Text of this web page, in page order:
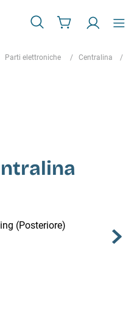
Parti elettroniche Centralina